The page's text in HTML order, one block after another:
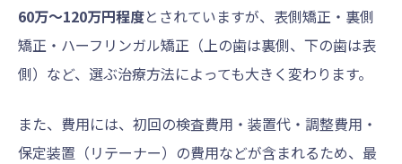
60万〜120万円程度とされていますが、表側矯正・裏側
矯正・ハーフリンガル矯正（上の歯は裏側、下の歯は表
側）など、選ぶ治療方法によっても大きく変わります。
また、費用には、初回の検査費用・装置代・調整費用・
保定装置（リテーナー）の費用などが含まれるため、最